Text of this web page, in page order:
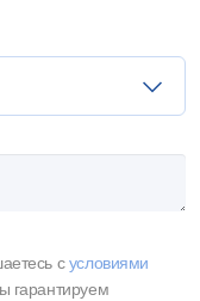
cусловиями
гарантируем